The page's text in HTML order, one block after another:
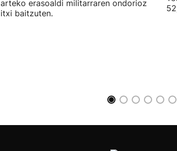
arteko erasoaldi militarraren ondorioz
itxi baitzuten.